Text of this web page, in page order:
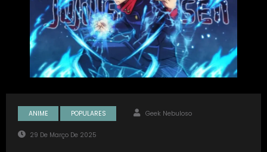
ANIME POPULARES Geek Nebuloso
29 De Março De 2025